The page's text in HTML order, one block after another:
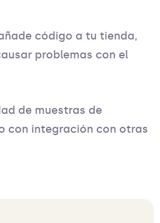
código a tu tienda,
problemas con el
de muestras de
con integración con otras